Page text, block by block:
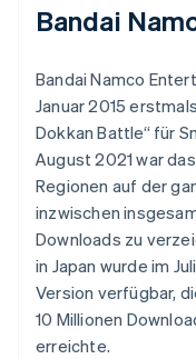
Bandai
Bandai Namco
Januar 2015
Dokkan Battle“ für
August 2021 war
Regionen auf der
inzwischen
Downloads zu
in Japan wurde im
Version verfügbar,
10 Millionen
erreichte.